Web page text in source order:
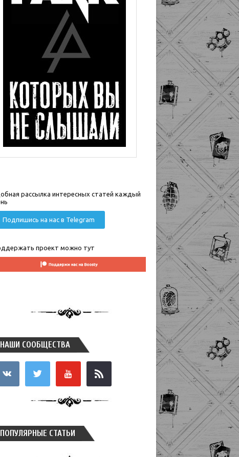
рассылка интересных статей каждый
Подпишись на нас в Telegram
проект можно тут
НАШИ СООБЩЕСТВА
ПОПУЛЯРНЫЕ СТАТЬИ